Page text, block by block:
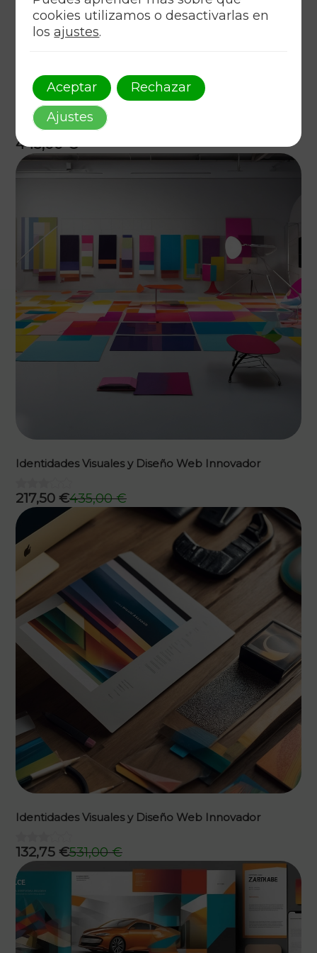
Identidades Visuales y Diseño Digital Innovador
445,00€
Identidades Visuales y Diseño Web Innovador
435,00€
El
precio
original
era:
435,00 €.
217,50 €
El
precio
actual
es:
217,50 €.
Identidades Visuales y Diseño Web Innovador
531,00€
El
precio
era:
531,00 €.
132,75 €
El
precio
es:
132,75 €.
cookies utilizamos o desactivarlas en
losajustes.
Aceptar
Rechazar
Ajustes